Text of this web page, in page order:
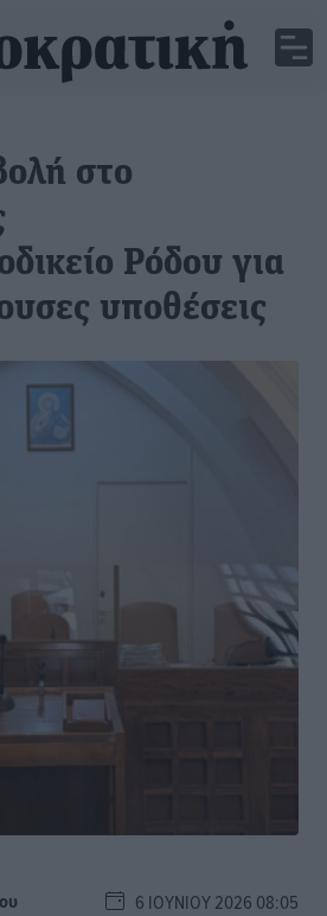
στο
Ρόδου για
υποθέσεις
6 ΙΟΥΝΊΟΥ 2026 08:05